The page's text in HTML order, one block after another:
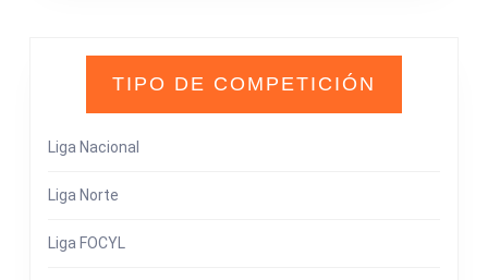
TIPO DE COMPETICIÓN
Liga Nacional
Liga Norte
Liga FOCYL